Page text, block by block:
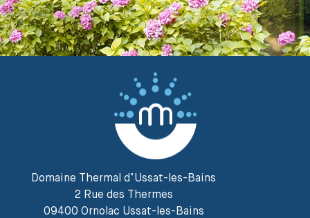
Domaine Thermal d’Ussat-les-Bains
2 Rue des Thermes
09400 Ornolac Ussat-les-Bains